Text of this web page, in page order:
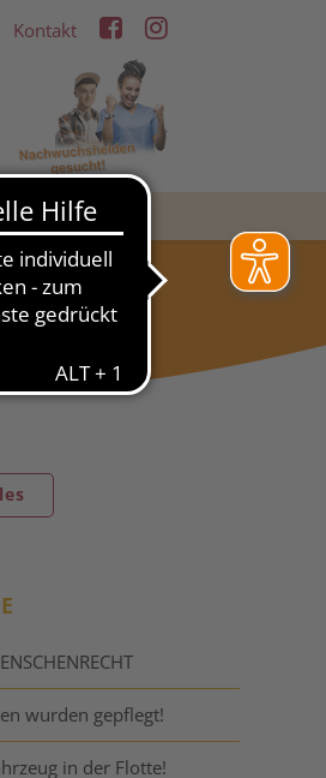
Kontakt
wurden gepflegt!
in der Flotte!